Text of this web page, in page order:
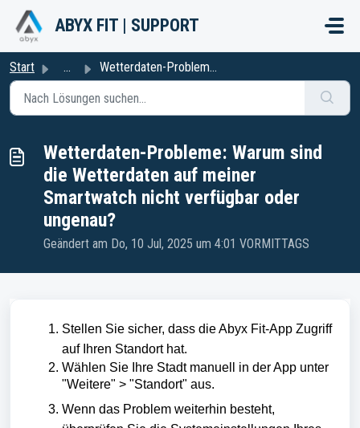
Zum hauptsächlichen Inhalt gehen
ABYX FIT | SUPPORT
Start ... Wetterdaten-Probleme: Warum sind die Wetterdaten auf mein...
Wetterdaten-Probleme: Warum sind
die Wetterdaten auf meiner
Smartwatch nicht verfügbar oder
ungenau?
Geändert am Do, 10 Jul, 2025 um 4:01 VORMITTAGS
Stellen Sie sicher, dass die Abyx Fit-App Zugriff
auf Ihren Standort hat.
Wählen Sie Ihre Stadt manuell in der App unter
"Weitere" > "Standort" aus.
Wenn das Problem weiterhin besteht,